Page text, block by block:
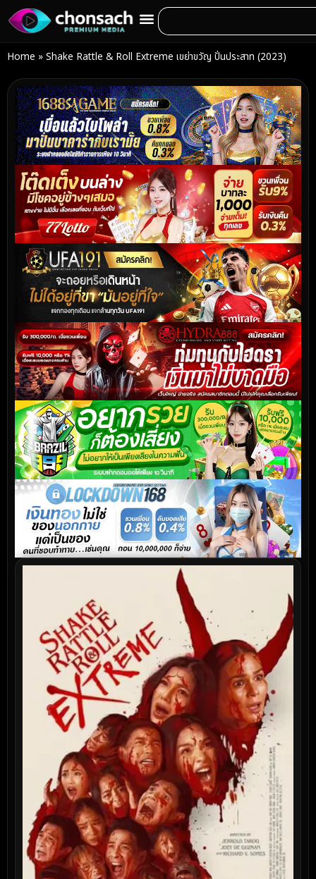
Home » Shake Rattle & Roll Extreme เขย่าขวัญ ปั่นประสาท (2023)